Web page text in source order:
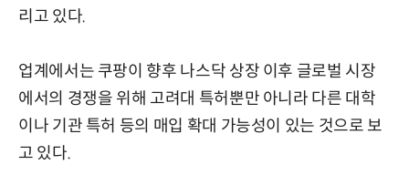
리고 있다.
업계에서는 쿠팡이 향후 나스닥 상장 이후 글로벌 시장
에서의 경쟁을 위해 고려대 특허뿐만 아니라 다른 대학
이나 기관 특허 등의 매입 확대 가능성이 있는 것으로 보
고 있다.